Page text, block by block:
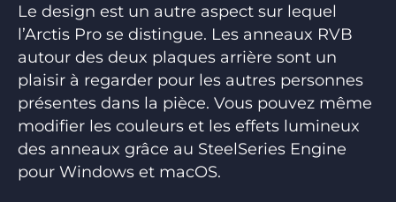
Le design est un autre aspect sur lequel
l’Arctis Pro se distingue. Les anneaux RVB
autour des deux plaques arrière sont un
plaisir à regarder pour les autres personnes
présentes dans la pièce. Vous pouvez même
modifier les couleurs et les effets lumineux
des anneaux grâce au SteelSeries Engine
pour Windows et macOS.